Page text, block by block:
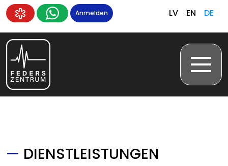
Anmelden LV EN DE
— DIENSTLEISTUNGEN